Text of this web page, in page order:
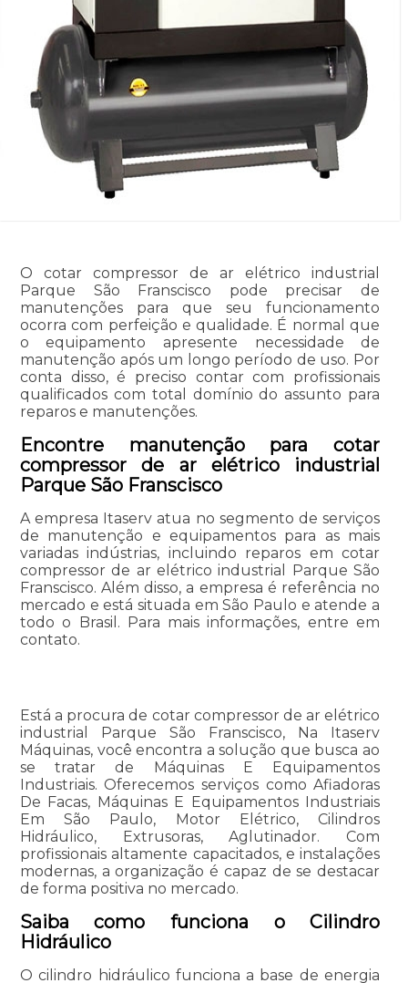
O cotar compressor de ar elétrico industrial
Parque São Franscisco pode precisar de
manutenções para que seu funcionamento
ocorra com perfeição e qualidade. É normal que
o equipamento apresente necessidade de
manutenção após um longo período de uso. Por
conta disso, é preciso contar com profissionais
qualificados com total domínio do assunto para
reparos e manutenções.
Encontre manutenção para cotar
compressor de ar elétrico industrial
Parque São Franscisco
A empresa Itaserv atua no segmento de serviços
de manutenção e equipamentos para as mais
variadas indústrias, incluindo reparos em cotar
compressor de ar elétrico industrial Parque São
Franscisco. Além disso, a empresa é referência no
mercado e está situada em São Paulo e atende a
todo o Brasil. Para mais informações, entre em
contato.
Está a procura de cotar compressor de ar elétrico
industrial Parque São Franscisco, Na Itaserv
Máquinas, você encontra a solução que busca ao
se tratar de Máquinas E Equipamentos
Industriais. Oferecemos serviços como Afiadoras
De Facas, Máquinas E Equipamentos Industriais
Em São Paulo, Motor Elétrico, Cilindros
Hidráulico, Extrusoras, Aglutinador. Com
profissionais altamente capacitados, e instalações
modernas, a organização é capaz de se destacar
de forma positiva no mercado.
Saiba como funciona o Cilindro
Hidráulico
O cilindro hidráulico funciona a base de energia